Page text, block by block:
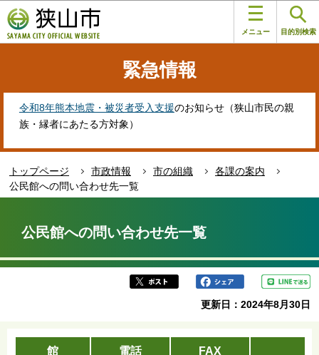
の
ペ
す
メニュー 目的別検索
緊急情報
令和8年熊本地震・被災者受入支援のお知らせ（狭山市民の親
族・縁者にあたる方対象）
トップページ 市政情報 市の組織
各課の案内
公民館への問い合わせ先一覧
か
公民館への問い合わせ先一覧
更新日：2024年8月30日
館 電話 FAX